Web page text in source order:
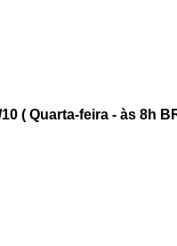
( Quarta-feira - às 8h